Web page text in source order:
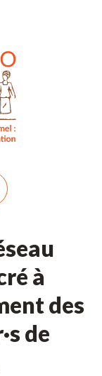
à
des
de